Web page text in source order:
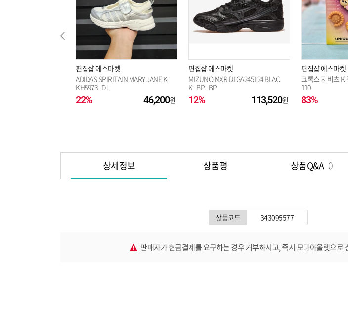
편집샵 에스마켓
ADIDAS SPIRITAIN MARY JANE K
KH5973_DJ
22% 46,200
편집샵 에스마켓
MIZUNO MXR D1GA245124 BLAC
K_BP_BP
12% 113,520
편집샵 에스마켓
크록스 지비츠 K
110
83%
상세정보 상품평 상품Q&A 0
상품코드 343095577
판매자가 현금결제를 요구하는 경우 거부하시고, 즉시모다아울렛으로